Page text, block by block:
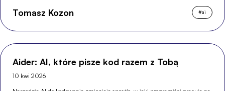
Tomasz Kozon #ai
Aider: AI, które pisze kod razem z Tobą
10 kwi 2026